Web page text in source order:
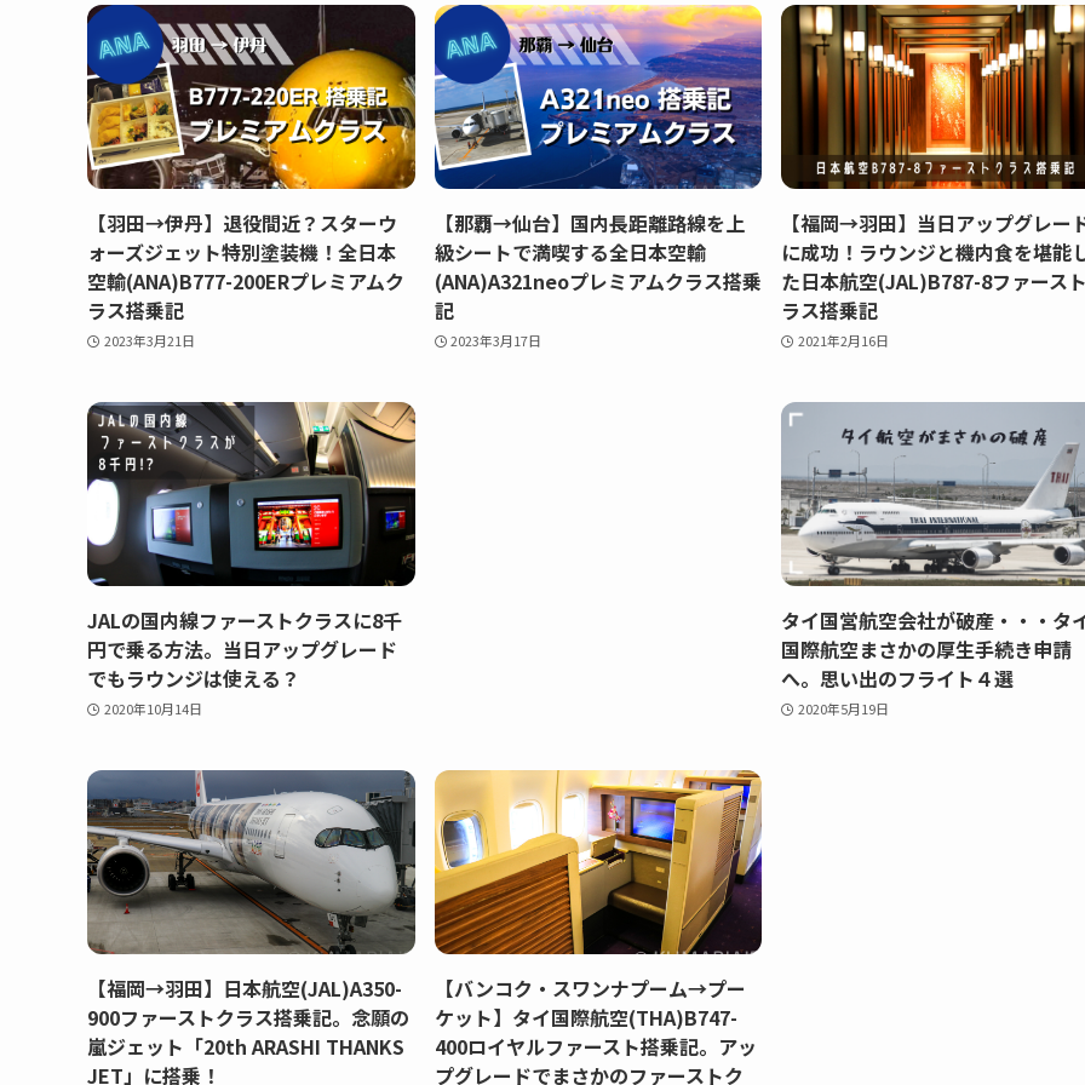
【羽田→伊丹】退役間近？スターウ
ォーズジェット特別塗装機！全日本
空輸(ANA)B777-200ERプレミアムク
ラス搭乗記
2023年3月21日
【那覇→仙台】国内長距離路線を上
級シートで満喫する全日本空輸
(ANA)A321neoプレミアムクラス搭乗
記
2023年3月17日
【福岡→羽田】当日アップグレー
に成功！ラウンジと機内食を堪能
た日本航空(JAL)B787-8ファース
ラス搭乗記
2021年2月16日
JALの国内線ファーストクラスに8千
円で乗る方法。当日アップグレード
でもラウンジは使える？
2020年10月14日
タイ国営航空会社が破産・・・タ
国際航空まさかの厚生手続き申請
へ。思い出のフライト４選
2020年5月19日
【福岡→羽田】日本航空(JAL)A350-
900ファーストクラス搭乗記。念願の
嵐ジェット「20th ARASHI THANKS
JET」に搭乗！
【バンコク・スワンナプーム→プー
ケット】タイ国際航空(THA)B747-
400ロイヤルファースト搭乗記。アッ
プグレードでまさかのファーストク